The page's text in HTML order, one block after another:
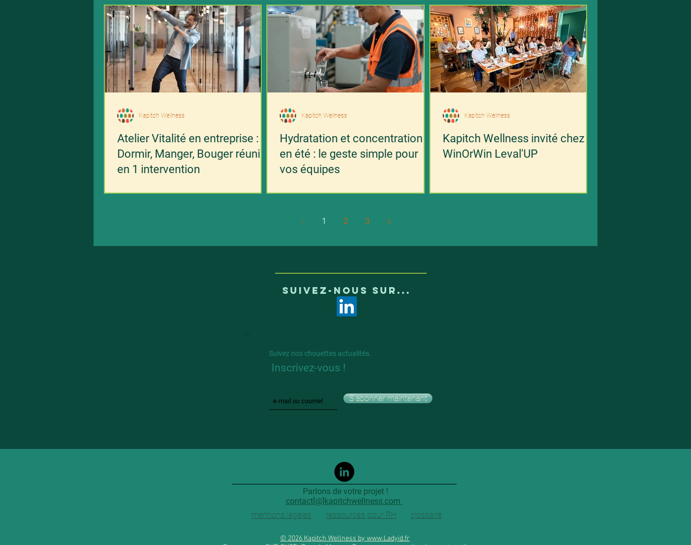
Atelier Vitalité en entreprise :
Dormir, Manger, Bouger réunis
en 1 intervention
Kapitch Wellness
Hydratation et concentration
en été : le geste simple pour
vos équipes
Kapitch Wellness
Kapitch Wellness invité chez
WinOrWin Leval'UP
Kapitch Wellness
1 2 3
SUIVEZ-NOUS SUR...
Suivez nos chouettes actualités.
Inscrivez-vous !
S`abonner maintenant
Parlons de votre projet !
contact[@]kapitchwellness.com
mentions légales
glossaire
ressources pour RH
© 2026 Kapitch Wellness by www.Ladyid.fr